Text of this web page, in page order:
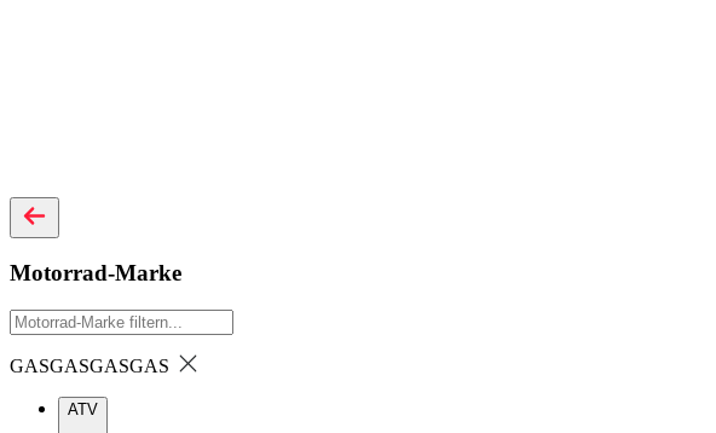
Motorrad-Marke
GASGASGASGAS
ATV